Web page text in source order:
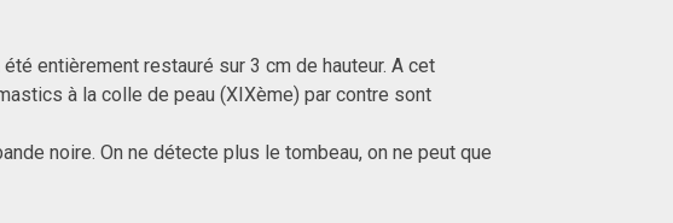
entièrement restauré sur 3 cm de hauteur. A cet
à la colle de peau (XIXème) par contre sont
noire. On ne détecte plus le tombeau, on ne peut que